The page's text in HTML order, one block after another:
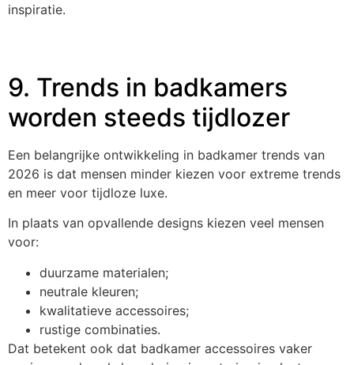
inspiratie.
9. Trends in badkamers
worden steeds tijdlozer
Een belangrijke ontwikkeling in badkamer trends van
2026 is dat mensen minder kiezen voor extreme trends
en meer voor tijdloze luxe.
In plaats van opvallende designs kiezen veel mensen
voor:
duurzame materialen;
neutrale kleuren;
kwalitatieve accessoires;
rustige combinaties.
Dat betekent ook dat badkamer accessoires vaker